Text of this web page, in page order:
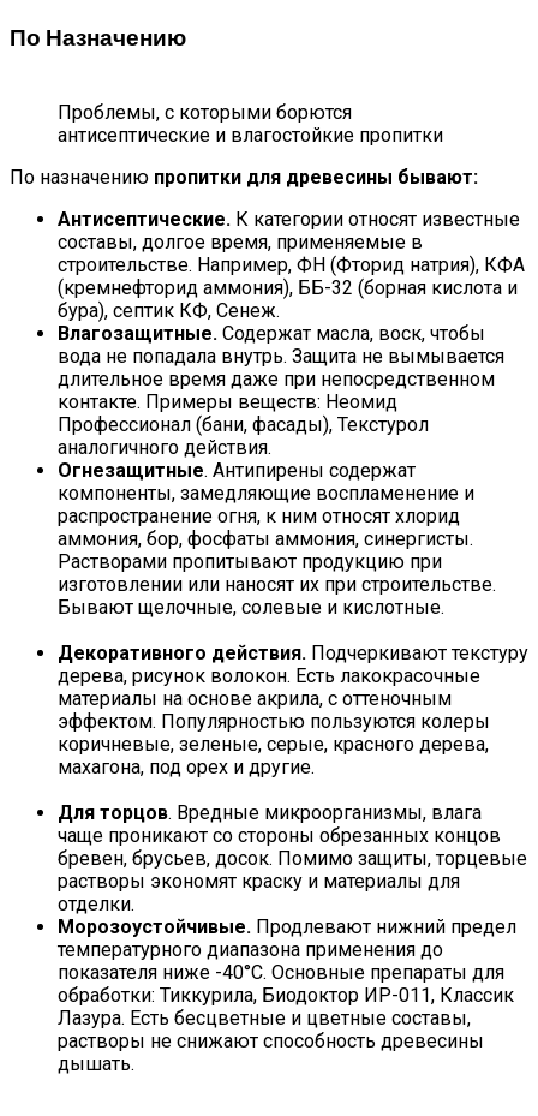
По Назначению
Проблемы, с которыми борются
антисептические и влагостойкие пропитки
По назначению пропитки для древесины бывают:
Антисептические. К категории относят известные
составы, долгое время, применяемые в
строительстве. Например, ФН (Фторид натрия), КФА
(кремнефторид аммония), ББ-32 (борная кислота и
бура), септик КФ, Сенеж.
Влагозащитные. Содержат масла, воск, чтобы
вода не попадала внутрь. Защита не вымывается
длительное время даже при непосредственном
контакте. Примеры веществ: Неомид
Профессионал (бани, фасады), Текстурол
аналогичного действия.
Огнезащитные. Антипирены содержат
компоненты, замедляющие воспламенение и
распространение огня, к ним относят хлорид
аммония, бор, фосфаты аммония, синергисты.
Растворами пропитывают продукцию при
изготовлении или наносят их при строительстве.
Бывают щелочные, солевые и кислотные.
Декоративного действия. Подчеркивают текстуру
дерева, рисунок волокон. Есть лакокрасочные
материалы на основе акрила, с оттеночным
эффектом. Популярностью пользуются колеры
коричневые, зеленые, серые, красного дерева,
махагона, под орех и другие.
Для торцов. Вредные микроорганизмы, влага
чаще проникают со стороны обрезанных концов
бревен, брусьев, досок. Помимо защиты, торцевые
растворы экономят краску и материалы для
отделки.
Морозоустойчивые. Продлевают нижний предел
температурного диапазона применения до
показателя ниже -40°С. Основные препараты для
обработки: Тиккурила, Биодоктор ИР-011, Классик
Лазура. Есть бесцветные и цветные составы,
растворы не снижают способность древесины
дышать.